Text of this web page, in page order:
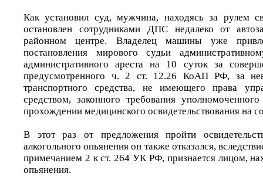
Как установил суд, мужчина, находясь за рулем
остановлен сотрудниками ДПС недалеко от
районном центре. Владелец машины уже
постановления мирового судьи
административного ареста на 10 суток за
предусмотренного ч. 2 ст. 12.26 КоАП РФ, за
транспортного средства, не имеющего права
средством, законного требования
прохождении медицинского освидетельствования на
В этот раз от предложения пройти
алкогольного опьянения он также отказался,
примечанием 2 к ст. 264 УК РФ, признается лицом,
опьянения.